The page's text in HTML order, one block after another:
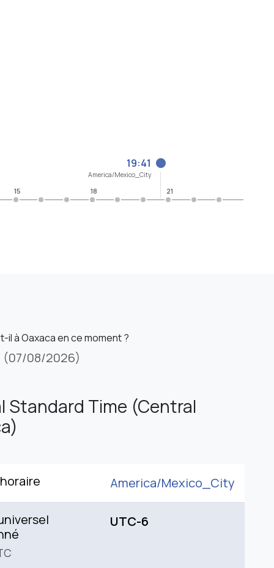
19:41
America/Mexico_City
15 18 21
il à Oaxaca en ce moment ?
(07/08/2026)
Standard Time (Central
America/Mexico_City
UTC-6